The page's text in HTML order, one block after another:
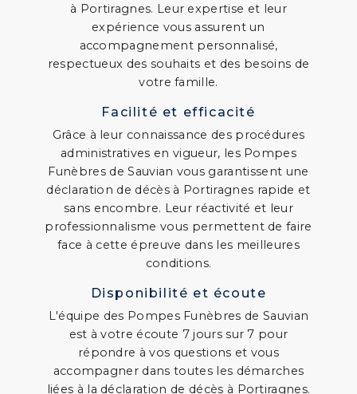
à Portiragnes. Leur expertise et leur
expérience vous assurent un
accompagnement personnalisé,
respectueux des souhaits et des besoins de
votre famille.
Facilité et efficacité
Grâce à leur connaissance des procédures
administratives en vigueur, les Pompes
Funèbres de Sauvian vous garantissent une
déclaration de décès à Portiragnes rapide et
sans encombre. Leur réactivité et leur
professionnalisme vous permettent de faire
face à cette épreuve dans les meilleures
conditions.
Disponibilité et écoute
L'équipe des Pompes Funèbres de Sauvian
est à votre écoute 7 jours sur 7 pour
répondre à vos questions et vous
accompagner dans toutes les démarches
liées à la déclaration de décès à Portiragnes.